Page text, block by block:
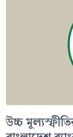
উচ্চ